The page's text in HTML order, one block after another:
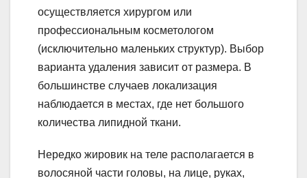
осуществляется хирургом или
профессиональным косметологом
(исключительно маленьких структур). Выбор
варианта удаления зависит от размера. В
большинстве случаев локализация
наблюдается в местах, где нет большого
количества липидной ткани.
Нередко жировик на теле располагается в
волосяной части головы, на лице, руках,